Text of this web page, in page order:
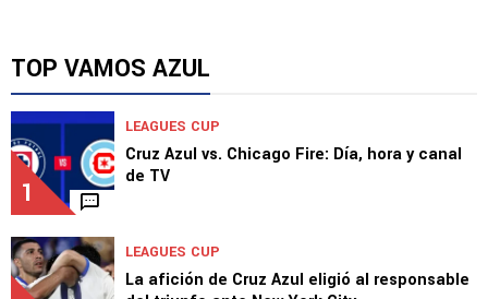
TOP VAMOS AZUL
1
LEAGUES CUP
Cruz Azul vs. Chicago Fire: Día, hora y canal
de TV
LEAGUES CUP
La afición de Cruz Azul eligió al responsable